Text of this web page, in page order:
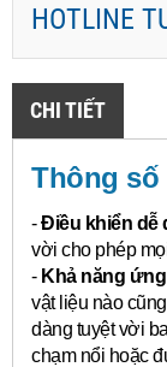
HOTLINE
CHI TIẾT
Thông số
-Điều khiển dễ
vời cho phép
- Khả năng
vật liệu nào
dàng tuyệt vời
chạm nổi hoặc